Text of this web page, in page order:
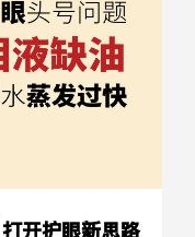
开护眼新思路